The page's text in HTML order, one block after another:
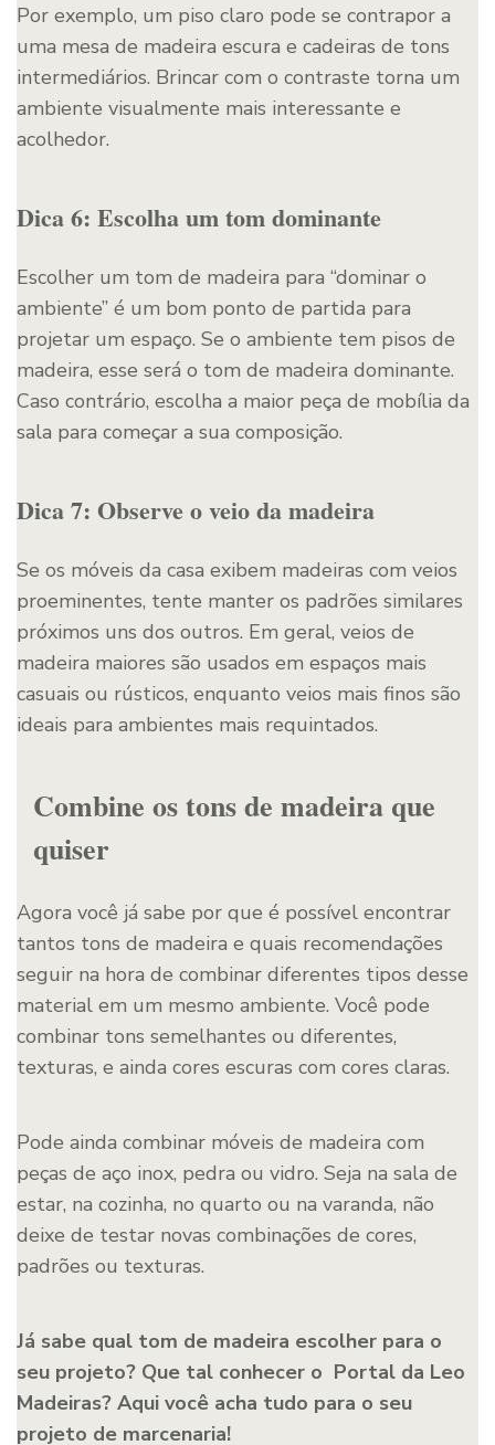
Por exemplo, um piso claro pode se contrapor a
uma mesa de madeira escura e cadeiras de tons
intermediários. Brincar com o contraste torna um
ambiente visualmente mais interessante e
acolhedor.
Dica 6: Escolha um tom dominante
Escolher um tom de madeira para “dominar o
ambiente” é um bom ponto de partida para
projetar um espaço. Se o ambiente tem pisos de
madeira, esse será o tom de madeira dominante.
Caso contrário, escolha a maior peça de mobília da
sala para começar a sua composição.
Dica 7: Observe o veio da madeira
Se os móveis da casa exibem madeiras com veios
proeminentes, tente manter os padrões similares
próximos uns dos outros. Em geral, veios de
madeira maiores são usados em espaços mais
casuais ou rústicos, enquanto veios mais finos são
ideais para ambientes mais requintados.
Combine os tons de madeira que
quiser
Agora você já sabe por que é possível encontrar
tantos tons de madeira e quais recomendações
seguir na hora de combinar diferentes tipos desse
material em um mesmo ambiente. Você pode
combinar tons semelhantes ou diferentes,
texturas, e ainda cores escuras com cores claras.
Pode ainda combinar móveis de madeira com
peças de aço inox, pedra ou vidro. Seja na sala de
estar, na cozinha, no quarto ou na varanda, não
deixe de testar novas combinações de cores,
padrões ou texturas.
Já sabe qual tom de madeira escolher para o
seu projeto? Que tal conhecer o Portal da Leo
Madeiras? Aqui você acha tudo para o seu
projeto de marcenaria!